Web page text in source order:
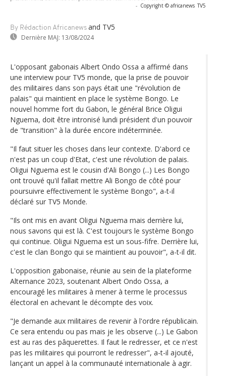
- Copyright © africanews TV5
By Rédaction Africanews and TV5
Dernière MAJ: 13/08/2024
L'opposant gabonais Albert Ondo Ossa a affirmé dans
une interview pour TV5 monde, que la prise de pouvoir
des militaires dans son pays était une "révolution de
palais" qui maintient en place le système Bongo. Le
nouvel homme fort du Gabon, le général Brice Oligui
Nguema, doit être intronisé lundi président d'un pouvoir
de "transition" à la durée encore indéterminée.
"Il faut situer les choses dans leur contexte. D'abord ce
n'est pas un coup d'Etat, c'est une révolution de palais.
Oligui Nguema est le cousin d'Ali Bongo (...) Les Bongo
ont trouvé qu'il fallait mettre Ali Bongo de côté pour
poursuivre effectivement le système Bongo", a-t-il
déclaré sur TV5 Monde.
"Ils ont mis en avant Oligui Nguema mais derrière lui,
nous savons qui est là. C'est toujours le système Bongo
qui continue. Oligui Nguema est un sous-fifre. Derrière lui,
c'est le clan Bongo qui se maintient au pouvoir", a-t-il dit.
L'opposition gabonaise, réunie au sein de la plateforme
Alternance 2023, soutenant Albert Ondo Ossa, a
encouragé les militaires à mener à terme le processus
électoral en achevant le décompte des voix.
"Je demande aux militaires de revenir à l'ordre républicain.
Ce sera entendu ou pas mais je les observe (...) Le Gabon
est au ras des pâquerettes. Il faut le redresser, et ce n'est
pas les militaires qui pourront le redresser", a-t-il ajouté,
lançant un appel à la communauté internationale à agir.